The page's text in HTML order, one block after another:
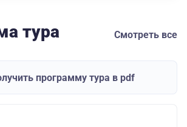
тура Смотреть все
программу тура в pdf